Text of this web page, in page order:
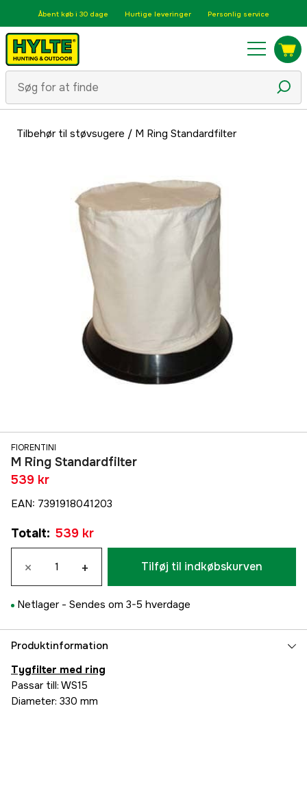
Åbent køb i 30 dage Hurtige leveringer Personlig service
Tilbehør til støvsugere / M Ring Standardfilter
FIORENTINI
M Ring Standardfilter
539 kr
EAN: 7391918041203
Totalt: 539 kr
× + Tilføj til indkøbskurven
Netlager - Sendes om 3-5 hverdage
Produktinformation
Tygfilter med ring
Passar till: WS15
Diameter: 330 mm